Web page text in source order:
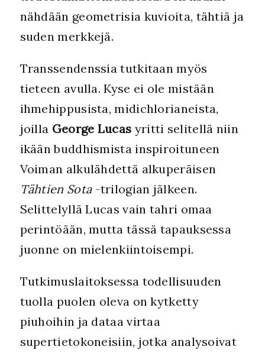
nähdään geometrisia kuvioita, tähtiä ja
suden merkkejä.
Transsendenssia tutkitaan myös
tieteen avulla. Kyse ei ole mistään
ihmehippusista, midichlorianeista,
joilla George Lucas yritti selitellä niin
ikään buddhismista inspiroituneen
Voiman alkulähdettä alkuperäisen
Tähtien Sota-trilogian jälkeen.
Selittelyllä Lucas vain tahri omaa
perintöään, mutta tässä tapauksessa
juonne on mielenkiintoisempi.
Tutkimuslaitoksessa todellisuuden
tuolla puolen oleva on kytketty
piuhoihin ja dataa virtaa
supertietokoneisiin, jotka analysoivat